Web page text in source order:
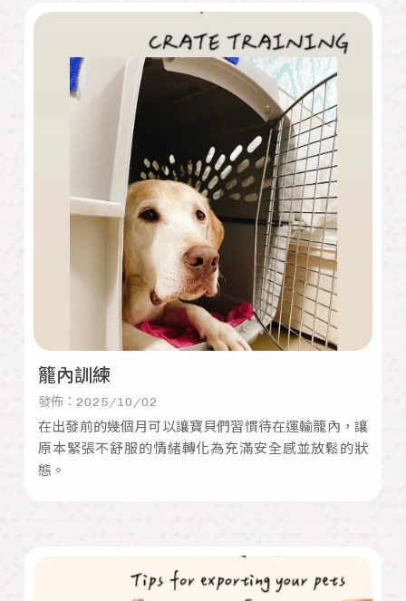
籠內訓練
發佈：2025/10/02
在出發前的幾個月可以讓寶貝們習慣待在運輸籠內，讓
原本緊張不舒服的情緒轉化為充滿安全感並放鬆的狀
態。